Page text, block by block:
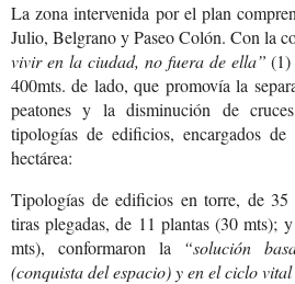
La zona intervenida por el plan
Julio, Belgrano y Paseo Colón. Con la
vivir en la ciudad, no fuera de ella”(1)
400mts. de lado, que promovía la
peatones y la disminución de
tipologías de edificios, encargados
hectárea:
Tipologías de edificios en torre, de
tiras plegadas, de 11 plantas (30 mts);
mts), conformaron la “solución
(conquista del espacio) y en el ciclo